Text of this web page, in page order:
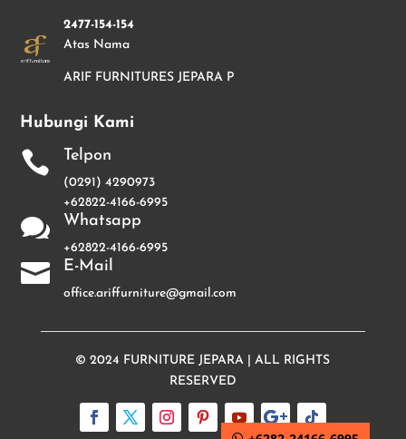
2477-154-154
Atas Nama
ARIF FURNITURES JEPARA P
Hubungi Kami
 Telpon
(0291) 4290973
+62822-4166-6995
 Whatsapp
+62822-4166-6995
 E-Mail
office.ariffurniture@gmail.com
© 2024 FURNITURE JEPARA | ALL RIGHTS
RESERVED